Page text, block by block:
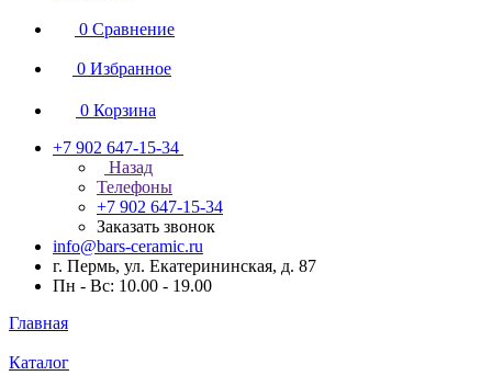
0 Сравнение
0 Избранное
0 Корзина
+7 902 647-15-34
Назад
Телефоны
+7 902 647-15-34
Заказать звонок
info@bars-ceramic.ru
г. Пермь, ул. Екатерининская, д. 87
Пн - Вс: 10.00 - 19.00
Главная
Каталог